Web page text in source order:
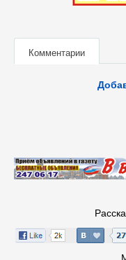
Комментарии